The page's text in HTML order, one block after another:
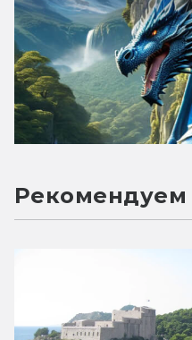
Рекомендуем